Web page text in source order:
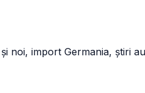
noi, import Germania, știri